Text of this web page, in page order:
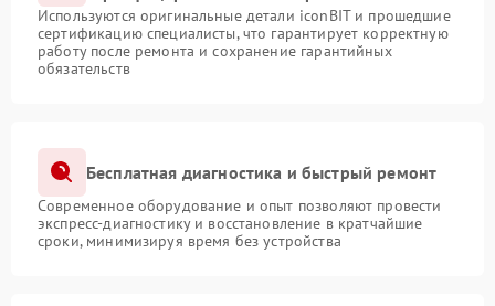
Используются оригинальные детали iconBIT и прошедшие
сертификацию специалисты, что гарантирует корректную
работу после ремонта и сохранение гарантийных
обязательств
Бесплатная диагностика и быстрый ремонт
Современное оборудование и опыт позволяют провести
экспресс-диагностику и восстановление в кратчайшие
сроки, минимизируя время без устройства